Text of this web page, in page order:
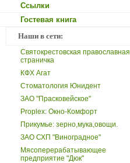
Ссылки
Гостевая книга
Наши в сети:
Святокрестовская православная
страничка
КФХ Агат
Стоматология Юнидент
ЗАО "Прасковейское"
Proplex: Окно-Комфорт
Прикумье: зерно,мука,овощи.
ЗАО СХП "Виноградное"
Мясоперерабатывающее
предприятие "Дюк"